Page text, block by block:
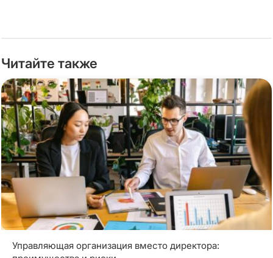
Читайте также
Управляющая организация вместо директора: